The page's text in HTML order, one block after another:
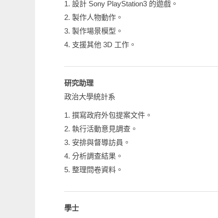
1. 設計 Sony PlayStation3 的遊戲。
2. 製作人物動作。
3. 製作場景模型。
4. 支援其他 3D 工作。
研究助理
政治大學統計系
1. 撰寫政府外包提案文件。
2. 執行活動意見調查。
3. 安排與督導訪員。
4. 分析調查結果。
5. 整理問卷資料。
學士